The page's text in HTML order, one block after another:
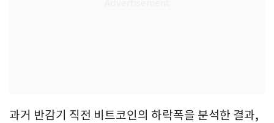
과거 반감기 직전 비트코인의 하락폭을 분석한 결과,